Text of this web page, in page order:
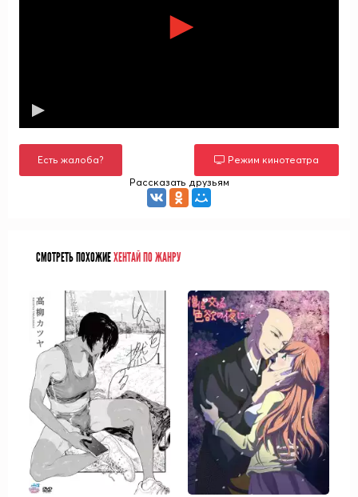
Есть жалоба?
Режим кинотеатра
Рассказать друзьям
СМОТРЕТЬ ПОХОЖИЕХЕНТАЙ ПО ЖАНРУ